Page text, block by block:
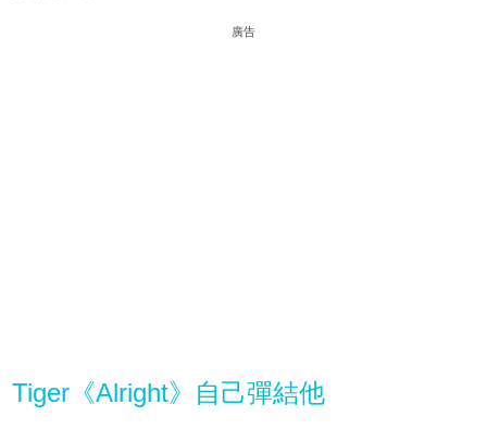
廣告
Tiger《Alright》自己彈結他